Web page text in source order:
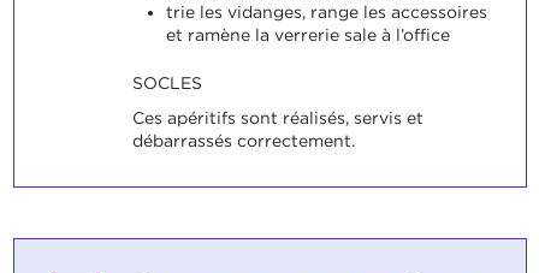
trie les vidanges, range les accessoires
et ramène la verrerie sale à l’office
SOCLES
Ces apéritifs sont réalisés, servis et
débarrassés correctement.